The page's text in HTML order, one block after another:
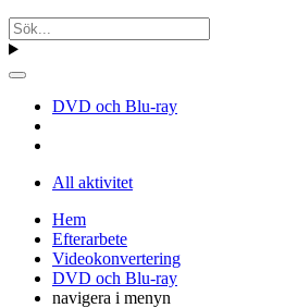
DVD och Blu-ray
All aktivitet
Hem
Efterarbete
Videokonvertering
DVD och Blu-ray
navigera i menyn